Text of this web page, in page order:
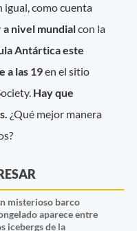
igual, como cuenta
a nivel mundialcon la
Antártica este
a las 19en el sitio
Hay que
¿Qué mejor manera
misterioso barco
aparece entre
icebergs de la